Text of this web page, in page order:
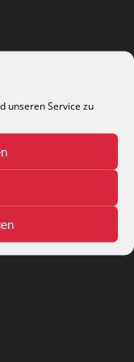
unseren Service zu